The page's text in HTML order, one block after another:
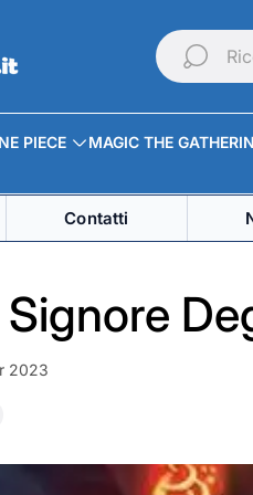
PIECE MAGIC THE
Contatti
2023